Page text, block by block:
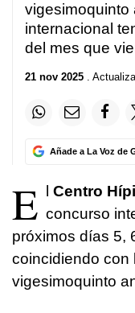
vigesimoquinto
internacional
del mes que
21 nov 2025 .
Añade a La Voz de
E l Centro
concurso
próximos días 5,
coincidiendo con
vigesimoquinto